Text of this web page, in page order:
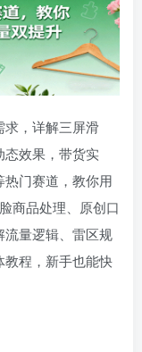
求，详解三屏滑
态效果，带货实
门赛道，教你用
商品处理、原创口
量逻辑、雷区规
程，新手也能快